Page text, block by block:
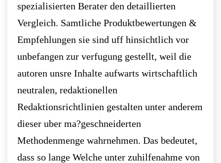
spezialisierten Berater den detaillierten
Vergleich. Samtliche Produktbewertungen &
Empfehlungen sie sind uff hinsichtlich vor
unbefangen zur verfugung gestellt, weil die
autoren unsre Inhalte aufwarts wirtschaftlich
neutralen, redaktionellen
Redaktionsrichtlinien gestalten unter anderem
dieser uber ma?geschneiderten
Methodenmenge wahrnehmen. Das bedeutet,
dass so lange Welche unter zuhilfenahme von